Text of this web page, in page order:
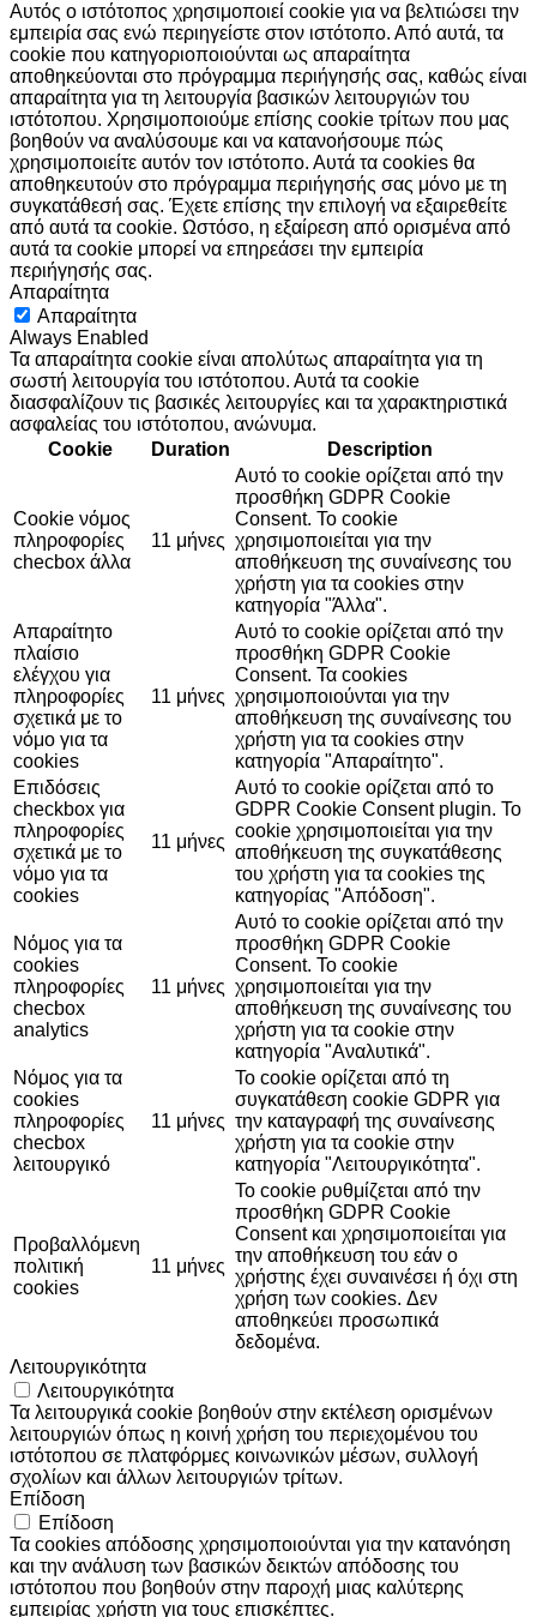
Αυτός ο ιστότοπος χρησιμοποιεί cookie για να βελτιώσει την
εμπειρία σας ενώ περιηγείστε στον ιστότοπο. Από αυτά, τα
cookie που κατηγοριοποιούνται ως απαραίτητα
αποθηκεύονται στο πρόγραμμα περιήγησής σας, καθώς είναι
απαραίτητα για τη λειτουργία βασικών λειτουργιών του
ιστότοπου. Χρησιμοποιούμε επίσης cookie τρίτων που μας
βοηθούν να αναλύσουμε και να κατανοήσουμε πώς
χρησιμοποιείτε αυτόν τον ιστότοπο. Αυτά τα cookies θα
αποθηκευτούν στο πρόγραμμα περιήγησής σας μόνο με τη
συγκατάθεσή σας. Έχετε επίσης την επιλογή να εξαιρεθείτε
από αυτά τα cookie. Ωστόσο, η εξαίρεση από ορισμένα από
αυτά τα cookie μπορεί να επηρεάσει την εμπειρία
περιήγησής σας.
Απαραίτητα
Απαραίτητα
Always Enabled
Τα απαραίτητα cookie είναι απολύτως απαραίτητα για τη
σωστή λειτουργία του ιστότοπου. Αυτά τα cookie
διασφαλίζουν τις βασικές λειτουργίες και τα χαρακτηριστικά
ασφαλείας του ιστότοπου, ανώνυμα.
Cookie
Duration Description
Cookie νόμος
πληροφορίες
checbox άλλα
11 μήνες
Αυτό το cookie ορίζεται από την
προσθήκη GDPR Cookie
Consent. Το cookie
χρησιμοποιείται για την
αποθήκευση της συναίνεσης του
χρήστη για τα cookies στην
κατηγορία "Άλλα".
Απαραίτητο
πλαίσιο
ελέγχου για
πληροφορίες
σχετικά με το
νόμο για τα
cookies
11 μήνες
Αυτό το cookie ορίζεται από την
προσθήκη GDPR Cookie
Consent. Τα cookies
χρησιμοποιούνται για την
αποθήκευση της συναίνεσης του
χρήστη για τα cookies στην
κατηγορία "Απαραίτητο".
Επιδόσεις
checkbox για
πληροφορίες
σχετικά με το
νόμο για τα
cookies
11 μήνες
Αυτό το cookie ορίζεται από το
GDPR Cookie Consent plugin. Το
cookie χρησιμοποιείται για την
αποθήκευση της συγκατάθεσης
του χρήστη για τα cookies της
κατηγορίας "Απόδοση".
Νόμος για τα
cookies
πληροφορίες
checbox
analytics
11 μήνες
Αυτό το cookie ορίζεται από την
προσθήκη GDPR Cookie
Consent. Το cookie
χρησιμοποιείται για την
αποθήκευση της συναίνεσης του
χρήστη για τα cookie στην
κατηγορία "Αναλυτικά".
Νόμος για τα
cookies
πληροφορίες
checbox
λειτουργικό
11 μήνες
Το cookie ορίζεται από τη
συγκατάθεση cookie GDPR για
την καταγραφή της συναίνεσης
χρήστη για τα cookie στην
κατηγορία "Λειτουργικότητα".
Προβαλλόμενη
πολιτική
cookies
11 μήνες
Το cookie ρυθμίζεται από την
προσθήκη GDPR Cookie
Consent και χρησιμοποιείται για
την αποθήκευση του εάν ο
χρήστης έχει συναινέσει ή όχι στη
χρήση των cookies. Δεν
αποθηκεύει προσωπικά
δεδομένα.
Λειτουργικότητα
Λειτουργικότητα
Τα λειτουργικά cookie βοηθούν στην εκτέλεση ορισμένων
λειτουργιών όπως η κοινή χρήση του περιεχομένου του
ιστότοπου σε πλατφόρμες κοινωνικών μέσων, συλλογή
σχολίων και άλλων λειτουργιών τρίτων.
Επίδοση
Επίδοση
Τα cookies απόδοσης χρησιμοποιούνται για την κατανόηση
και την ανάλυση των βασικών δεικτών απόδοσης του
ιστότοπου που βοηθούν στην παροχή μιας καλύτερης
εμπειρίας χρήστη για τους επισκέπτες.